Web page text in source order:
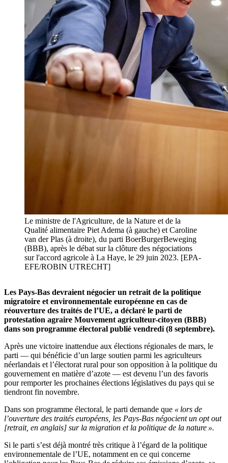
Le ministre de l'Agriculture, de la Nature et de la
Qualité alimentaire Piet Adema (à gauche) et Caroline
van der Plas (à droite), du parti BoerBurgerBeweging
(BBB), après le débat sur la clôture des négociations
sur l'accord agricole à La Haye, le 29 juin 2023. [EPA-
EFE/ROBIN UTRECHT]
Les Pays-Bas devraient négocier un retrait de la politique
migratoire et environnementale européenne en cas de
réouverture des traités de l’UE, a déclaré le parti de
protestation agraire Mouvement agriculteur-citoyen (BBB)
dans son programme électoral publié vendredi (8 septembre).
Après une victoire inattendue aux élections régionales de mars, le
parti — qui bénéficie d’un large soutien parmi les agriculteurs
néerlandais et l’électorat rural pour son opposition à la politique du
gouvernement en matière d’azote — est devenu l’un des favoris
pour remporter les prochaines élections législatives du pays qui se
tiendront fin novembre.
Dans son programme électoral, le parti demande que « lors de
l’ouverture des traités européens, les Pays-Bas négocient un opt out
[retrait, en anglais] sur la migration et la politique de la nature ».
Si le parti s’est déjà montré très critique à l’égard de la politique
environnementale de l’UE, notamment en ce qui concerne